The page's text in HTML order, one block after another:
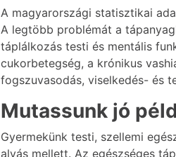
A magyarországi statisztikai
A legtöbb problémát a
táplálkozás testi és mentális
cukorbetegség, a krónikus
fogszuvasodás, viselkedés- és
Mutassunk jó
Gyermekünk testi, szellemi
alvás mellett. Az egészséges